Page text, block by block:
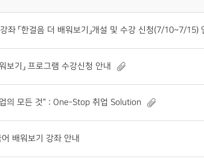
좌 「한걸음 더 배워보기」개설 및 수강 신청(7/10~7/15)
보기」 프로그램 수강신청 안내
의 모든 것" : One-Stop 취업 Solution
배워보기 강좌 안내